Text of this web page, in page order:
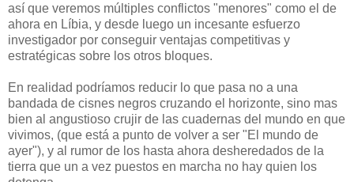
así que veremos múltiples conflictos "menores" como el de
ahora en Líbia, y desde luego un incesante esfuerzo
investigador por conseguir ventajas competitivas y
estratégicas sobre los otros bloques.
En realidad podríamos reducir lo que pasa no a una
bandada de cisnes negros cruzando el horizonte, sino mas
bien al angustioso crujir de las cuadernas del mundo en que
vivimos, (que está a punto de volver a ser "El mundo de
ayer"), y al rumor de los hasta ahora desheredados de la
tierra que un a vez puestos en marcha no hay quien los